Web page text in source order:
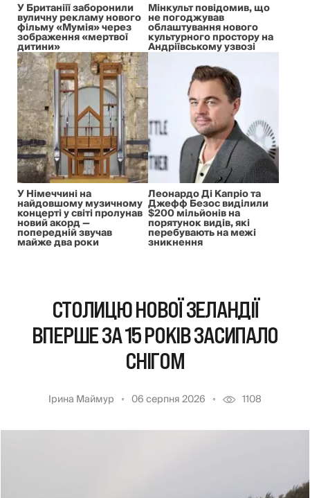
У Британіїї заборонили
вуличну рекламу нового
фільму «Мумія» через
зображення «мертвої
дитини»
Мінкульт повідомив, що
не погоджував
облаштування нового
культурного простору на
Андріївському узвозі
У Німеччині на
найдовшому музичному
концерті у світі пролунав
новий акорд —
попередній звучав
майже два роки
Леонардо Ді Капріо та
Джефф Безос виділили
$200 мільйонів на
порятунок видів, які
перебувають на межі
зникнення
СТОЛИЦЮ НОВОЇ ЗЕЛАНДІЇ
ВПЕРШЕ ЗА 15 РОКІВ ЗАСИПАЛО
СНІГОМ
Ірина Маймур 06 серпня 2026 1108